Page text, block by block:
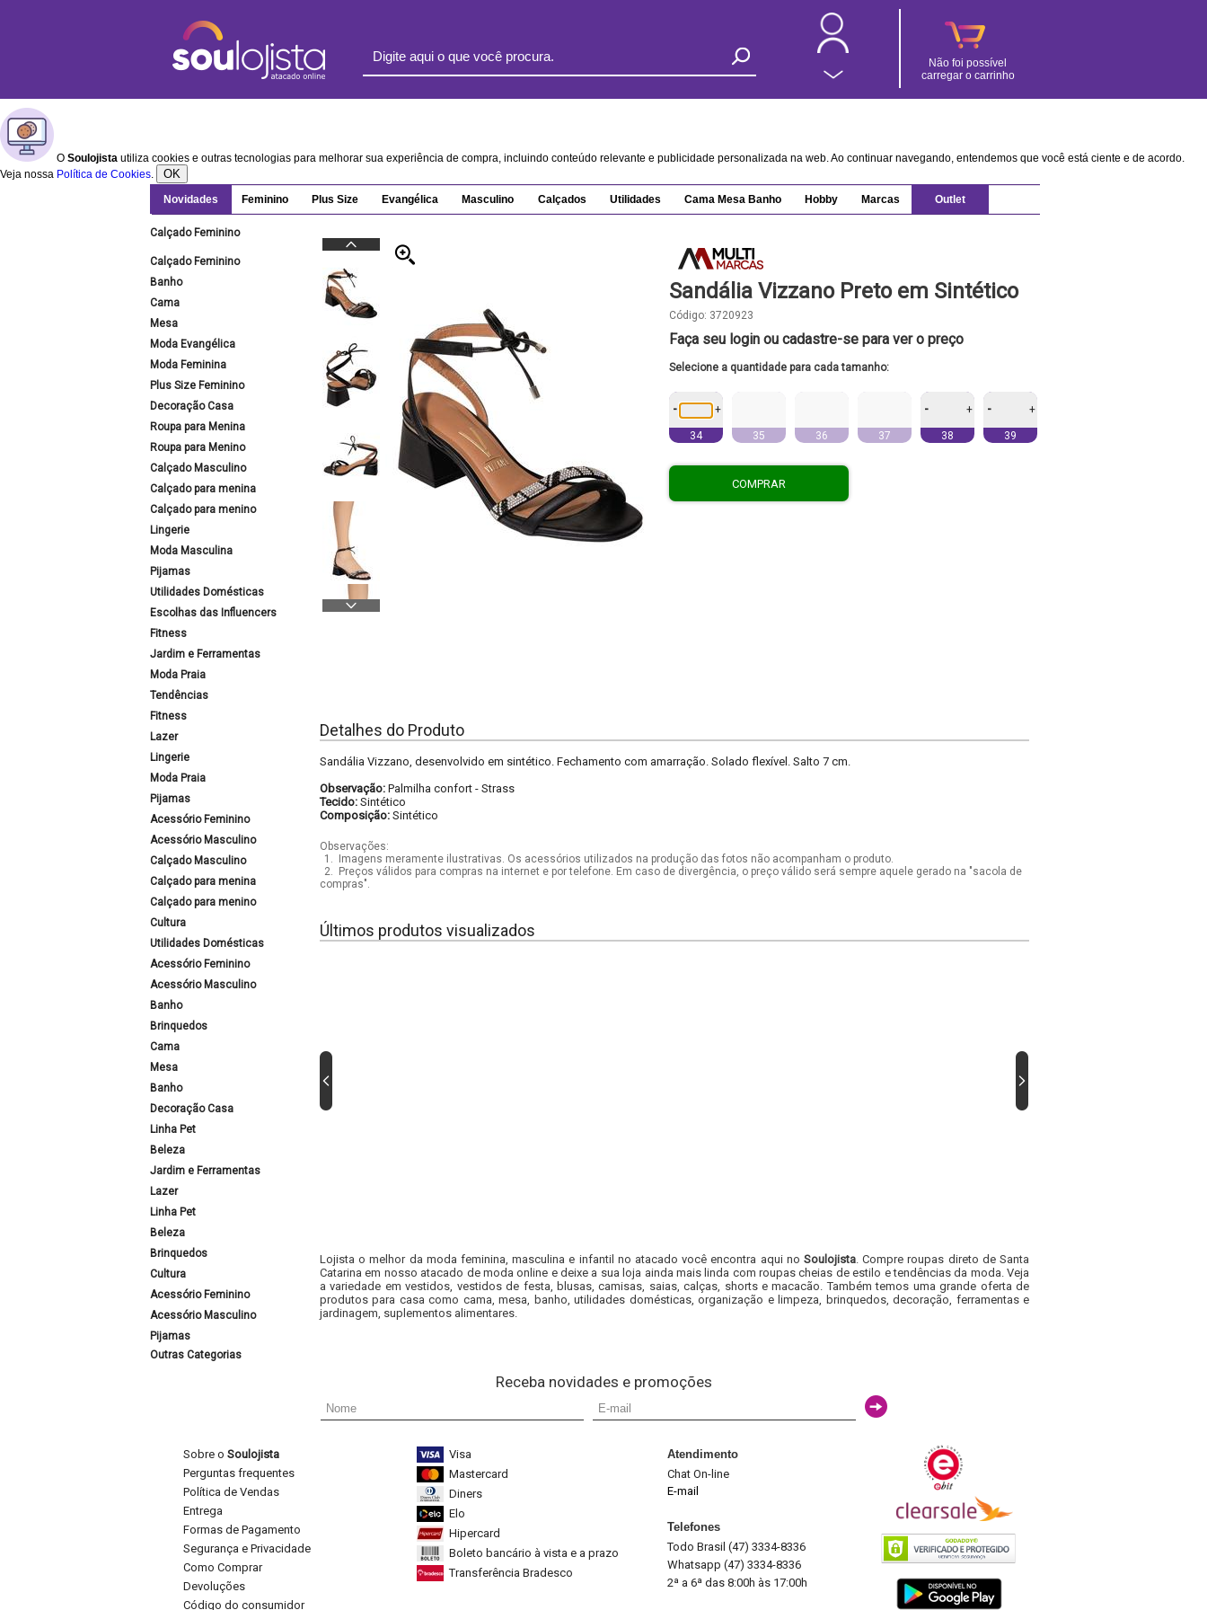
Não foi possível
carregar o carrinho
O Soulojista utiliza cookies e outras tecnologias para melhorar sua experiência de compra, incluindo conteúdo relevante e publicidade personalizada na web. Ao continuar navegando, entendemos que você está ciente e de acordo.
Veja nossa Política de Cookies. OK
Novidades Feminino Plus Size Evangélica Masculino Calçados Utilidades Cama Mesa Banho Hobby Marcas Outlet
Calçado Feminino
Calçado Feminino
Banho
Cama
Mesa
Moda Evangélica
Moda Feminina
Plus Size Feminino
Decoração Casa
Roupa para Menina
Roupa para Menino
Calçado Masculino
Calçado para menina
Calçado para menino
Lingerie
Moda Masculina
Pijamas
Utilidades Domésticas
Escolhas das Influencers
Fitness
Jardim e Ferramentas
Moda Praia
Tendências
Fitness
Lazer
Lingerie
Moda Praia
Pijamas
Acessório Feminino
Acessório Masculino
Calçado Masculino
Calçado para menina
Calçado para menino
Cultura
Utilidades Domésticas
Acessório Feminino
Acessório Masculino
Banho
Brinquedos
Cama
Mesa
Banho
Decoração Casa
Linha Pet
Beleza
Jardim e Ferramentas
Lazer
Linha Pet
Beleza
Brinquedos
Cultura
Acessório Feminino
Acessório Masculino
Pijamas
Outras Categorias
Sandália Vizzano Preto em Sintético
Código: 3720923
Faça seu login ou cadastre-se para ver o preço
Selecione a quantidade para cada tamanho:
- +
34 35 36 37
- +
38
- +
39
COMPRAR
Detalhes do Produto
Sandália Vizzano, desenvolvido em sintético. Fechamento com amarração. Solado flexível. Salto 7 cm.
Observação: Palmilha confort - Strass
Tecido: Sintético
Composição: Sintético
Observações:
1.
Imagens meramente ilustrativas. Os acessórios utilizados na produção das fotos não acompanham o produto.
2.
Preços válidos para compras na internet e por telefone. Em caso de divergência, o preço válido será sempre aquele gerado na "sacola de
compras".
Últimos produtos visualizados
Lojista o melhor da moda feminina, masculina e infantil no atacado você encontra aqui no Soulojista. Compre roupas direto de Santa
Catarina em nosso atacado de moda online e deixe a sua loja ainda mais linda com roupas cheias de estilo e tendências da moda. Veja
a variedade em vestidos, vestidos de festa, blusas, camisas, saias, calças, shorts e macacão. Também temos uma grande oferta de
produtos para casa como cama, mesa, banho, utilidades domésticas, organização e limpeza, brinquedos, decoração, ferramentas e
jardinagem, suplementos alimentares.
Receba novidades e promoções
Sobre o Soulojista
Perguntas frequentes
Política de Vendas
Entrega
Formas de Pagamento
Segurança e Privacidade
Como Comprar
Devoluções
Código do consumidor
Visa
Mastercard
Diners
Elo
Hipercard
Boleto bancário à vista e a prazo
Transferência Bradesco
Atendimento
Chat On-line
E-mail
Telefones
Todo Brasil (47) 3334-8336
Whatsapp (47) 3334-8336
2ª a 6ª das 8:00h às 17:00h